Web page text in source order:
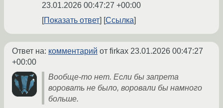
23.01.2026 00:47:27 +00:00
Показать ответ
Ссылка
Ответ на: комментарий от firkax 23.01.2026 00:47:27
+00:00
Вообще-то нет. Если бы запрета
воровать не было, воровали бы намного
больше.